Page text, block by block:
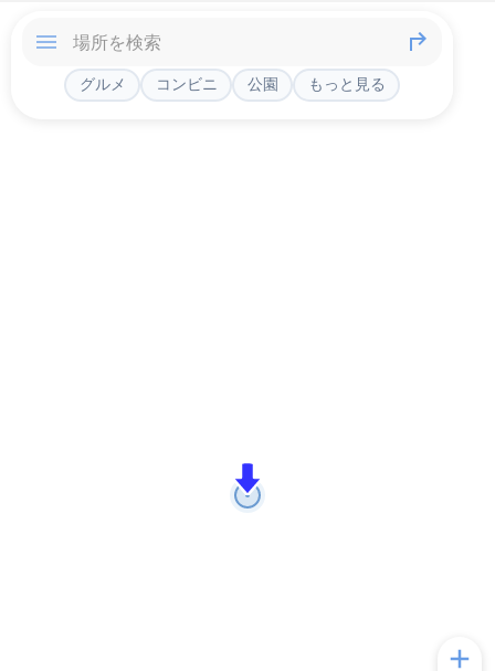
グルメ コンビニ 公園 もっと見る